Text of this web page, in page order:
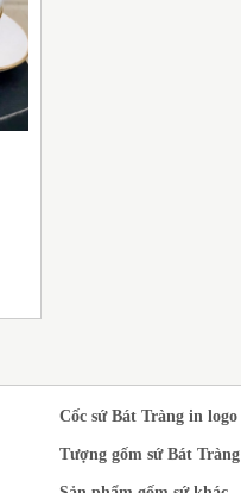
Cốc sứ Bát Tràng in logo
Tượng gốm sứ Bát Tràng